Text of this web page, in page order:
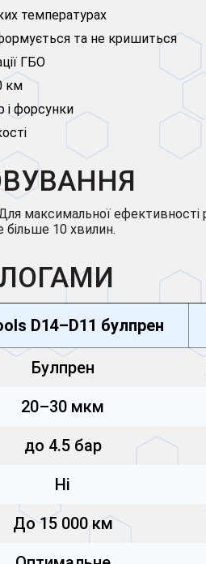
температурах
та не кришиться
ГБО
км
і форсунки
максимальної ефективності
більше 10 хвилин.
D14–D11 булпрен
Булпрен
20–30 мкм
до 4.5 бар
Ні
До 15 000 км